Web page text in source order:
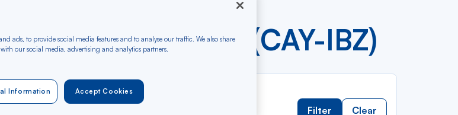
- Ibiza from € (CAY-IBZ)
Rechercher
dans
Type of travel
Filter Clear
ads, to provide social media features and to analyse our traffic. We also share
our social media, advertising and analytics partners.
Accept Cookies
Information